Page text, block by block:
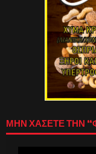
ΜΗΝ ΧΑΣΕΤΕ ΤΗΝ